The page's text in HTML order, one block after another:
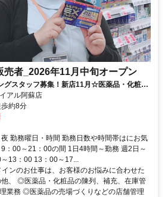
売者_2026年11月中旬オープン
スタッフ募集！新店11月☆医薬品・化粧品
アル阿蘇店
約8分
勤務曜日・時間 勤務日数や時間帯はにお気
：00～21：00の間 1日4時間～勤務 週2日～
13：00 13：00～17...
ンのお仕事は、お客様のお悩みに合わせた
、 ◎医薬品・化粧品の陳列、補充、在庫管
業務 ◎医薬品の売場づくりなどの店舗管理